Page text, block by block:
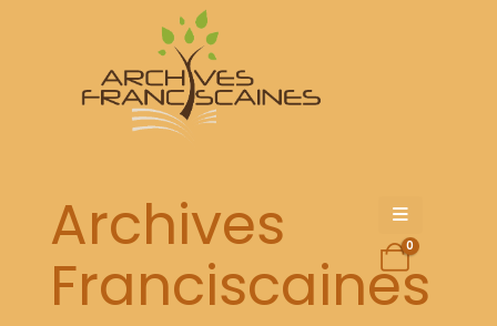
Archives
Franciscaines
0